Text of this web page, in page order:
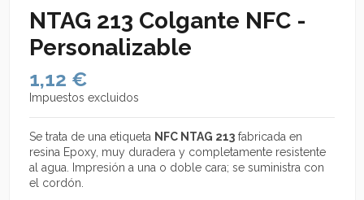
NTAG 213 Colgante NFC -
Personalizable
1,12 €
Impuestos excluidos
Se trata de una etiqueta NFC NTAG 213 fabricada en
resina Epoxy, muy duradera y completamente resistente
al agua. Impresión a una o doble cara; se suministra con
el cordón.